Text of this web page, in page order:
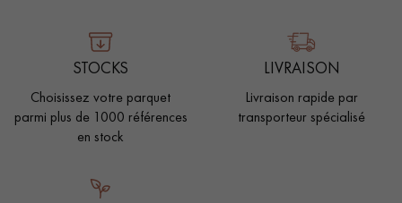
STOCKS
Choisissez votre parquet
parmi plus de 1000 références
en stock
LIVRAISON
Livraison rapide par
transporteur spécialisé